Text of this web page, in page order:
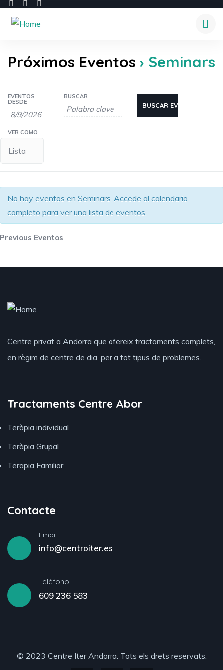
Próximos Eventos › Seminars
Navegación
de
búsqueda
vistas
Búsqueda
de
Eventos
EVENTOS
DESDE
BUSCAR
Navegación
de
Evento
VER COMO
No hay eventos en Seminars. Accede al calendario
completo para ver una lista de eventos.
«
Previous Eventos
Centre privat a Andorra que ofereix tractaments complets,
en règim de centre de dia, per a tot tipus de problemes.
Tractaments Centre Abor
Teràpia individual
Teràpia Grupal
Terapia Familiar
Contacte
Email
info@centroiter.es
Teléfono
609 236 583
© 2023 Centre Iter Andorra. Tots els drets reservats.